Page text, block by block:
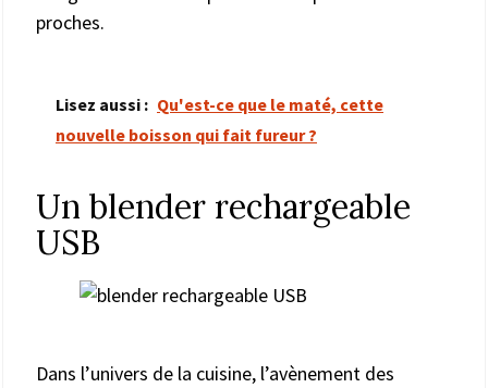
proches.
Lisez aussi : Qu'est-ce que le maté, cette
nouvelle boisson qui fait fureur ?
Un blender rechargeable
USB
Dans l’univers de la cuisine, l’avènement des